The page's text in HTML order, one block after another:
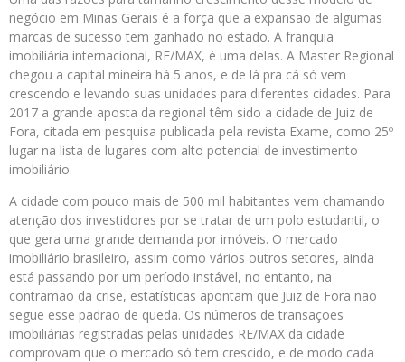
negócio em Minas Gerais é a força que a expansão de algumas
marcas de sucesso tem ganhado no estado. A franquia
imobiliária internacional, RE/MAX, é uma delas. A Master Regional
chegou a capital mineira há 5 anos, e de lá pra cá só vem
crescendo e levando suas unidades para diferentes cidades. Para
2017 a grande aposta da regional têm sido a cidade de Juiz de
Fora, citada em pesquisa publicada pela revista Exame, como 25º
lugar na lista de lugares com alto potencial de investimento
imobiliário.
A cidade com pouco mais de 500 mil habitantes vem chamando
atenção dos investidores por se tratar de um polo estudantil, o
que gera uma grande demanda por imóveis. O mercado
imobiliário brasileiro, assim como vários outros setores, ainda
está passando por um período instável, no entanto, na
contramão da crise, estatísticas apontam que Juiz de Fora não
segue esse padrão de queda. Os números de transações
imobiliárias registradas pelas unidades RE/MAX da cidade
comprovam que o mercado só tem crescido, e de modo cada